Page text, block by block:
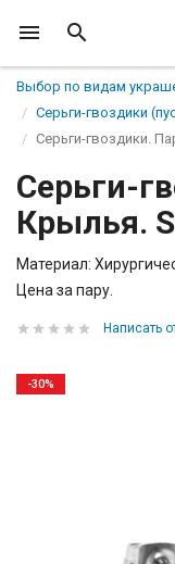
Выбор по видам
Серьги-гвоздики
Серьги-гвоздики.
Серьги-
Крылья.
Материал:
Цена за пару.
Написать
-30%